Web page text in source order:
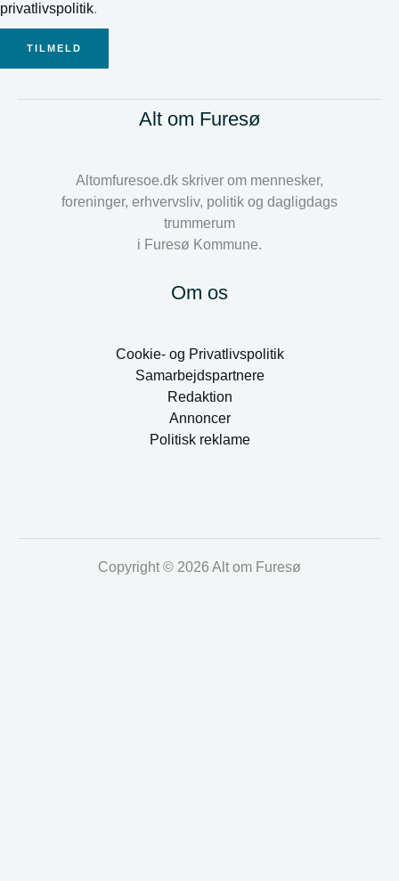
privatlivspolitik.
TILMELD
Alt om Furesø
Altomfuresoe.dk skriver om mennesker,
foreninger, erhvervsliv, politik og dagligdags
trummerum
i Furesø Kommune.
Om os
Cookie- og Privatlivspolitik
Samarbejdspartnere
Redaktion
Annoncer
Politisk reklame
Copyright © 2026 Alt om Furesø